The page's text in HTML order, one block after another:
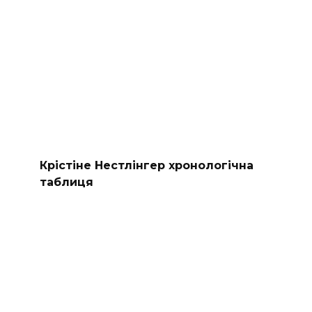
Крістіне Нестлінгер хронологічна
таблиця